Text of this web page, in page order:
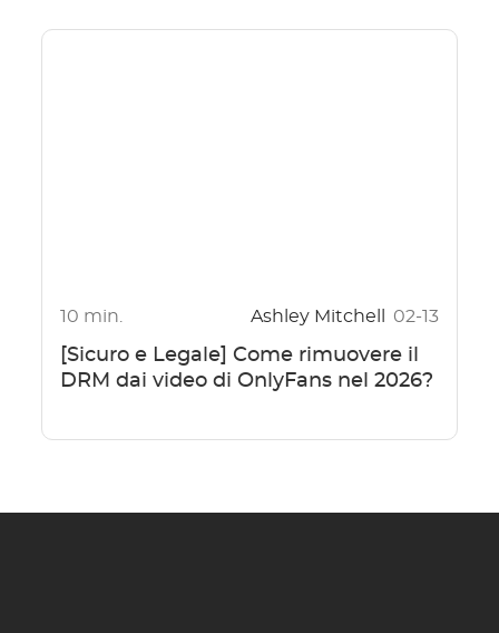
10 min. Ashley Mitchell 02-13
[Sicuro e Legale] Come rimuovere il
DRM dai video di OnlyFans nel 2026?